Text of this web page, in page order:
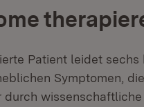
Patient leidet
Symptomen,